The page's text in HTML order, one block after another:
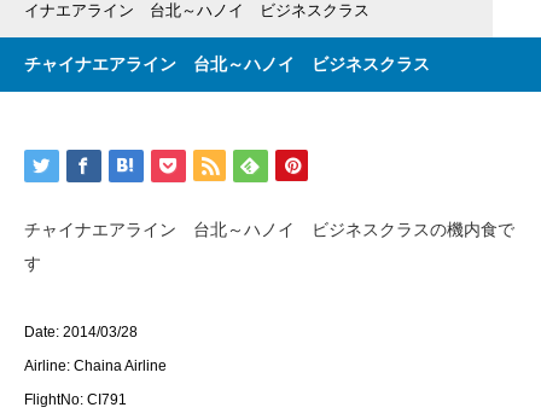
イナエアライン 台北～ハノイ ビジネスクラス
チャイナエアライン 台北～ハノイ ビジネスクラス
チャイナエアライン 台北～ハノイ ビジネスクラスの機内食で
す
Date: 2014/03/28
Airline: Chaina Airline
FlightNo: CI791